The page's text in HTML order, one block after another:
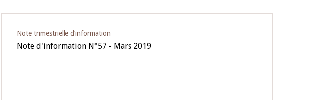
Note trimestrielle d‘information
Note d'information N°57 - Mars 2019